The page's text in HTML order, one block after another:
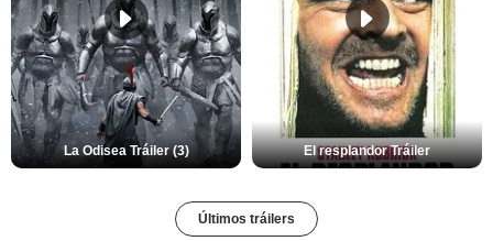
La Odisea Tráiler (3) El resplandor Tráiler
Últimos tráilers